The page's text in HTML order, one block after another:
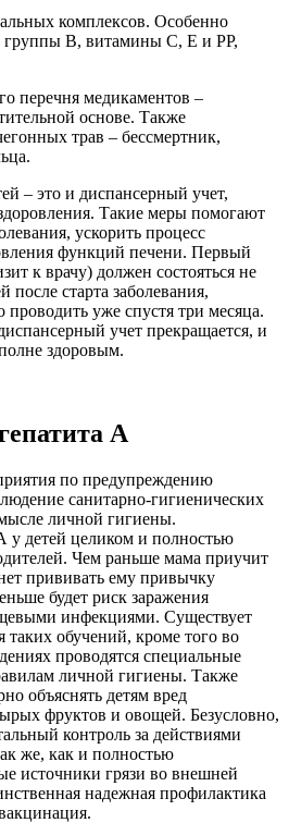
комплексов. Особенно
группы В, витамины С, Е и РР,
перечня медикаментов –
основе. Также
трав – бессмертник,
– это и диспансерный учет,
Такие меры помогают
ускорить процесс
функций печени. Первый
к врачу) должен состояться не
после старта заболевания,
уже спустя три месяца.
учет прекращается, и
здоровым.
А
по предупреждению
санитарно-гигиенических
личной гигиены.
у детей целиком и полностью
Чем раньше мама приучит
прививать ему привычку
будет риск заражения
инфекциями. Существует
обучений, кроме того во
проводятся специальные
личной гигиены. Также
объяснять детям вред
фруктов и овощей. Безусловно,
контроль за действиями
же, как и полностью
источники грязи во внешней
надежная профилактика